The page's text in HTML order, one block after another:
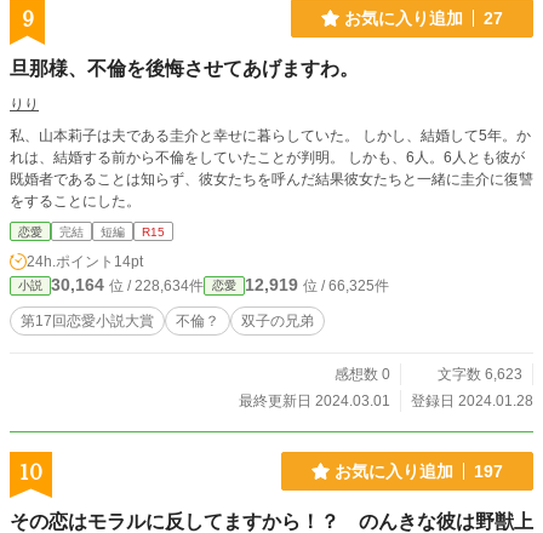
9 お気に入り追加 27
旦那様、不倫を後悔させてあげますわ。
りり
私、山本莉子は夫である圭介と幸せに暮らしていた。 しかし、結婚して5年。か
れは、結婚する前から不倫をしていたことが判明。 しかも、6人。6人とも彼が
既婚者であることは知らず、彼女たちを呼んだ結果彼女たちと一緒に圭介に復讐
をすることにした。
恋愛 完結 短編 R15
24h.ポイント 14pt
小説 30,164 位 / 228,634件 恋愛 12,919 位 / 66,325件
第17回恋愛小説大賞 不倫？ 双子の兄弟
感想数 0
文字数 6,623
最終更新日 2024.03.01
登録日 2024.01.28
10 お気に入り追加 197
その恋はモラルに反してますから！？ のんきな彼は野獣上